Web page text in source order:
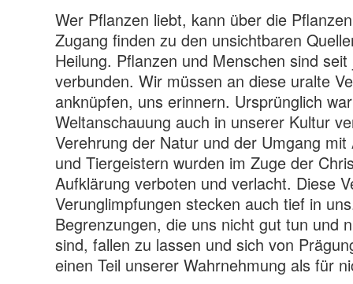
Wer Pflanzen liebt, kann über die
Zugang finden zu den unsichtbaren
Heilung. Pflanzen und Menschen sind
verbunden. Wir müssen an diese uralte
anknüpfen, uns erinnern. Ursprünglich
Weltanschauung auch in unserer Kultur
Verehrung der Natur und der Umgang
und Tiergeistern wurden im Zuge der
Aufklärung verboten und verlacht. Diese
Verunglimpfungen stecken auch tief in
Begrenzungen, die uns nicht gut tun und
sind, fallen zu lassen und sich von
einen Teil unserer Wahrnehmung als für